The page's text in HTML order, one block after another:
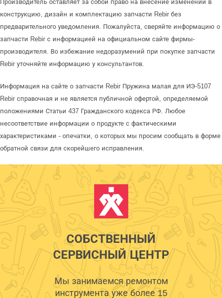
Производитель оставляет за собой право на внесение изменений в
конструкцию, дизайн и комплектацию запчасти Rebir без
предварительного уведомления. Пожалуйста, сверяйте информацию о
запчасти Rebir с информацией на официальном сайте фирмы-
производителя. Во избежание недоразумений при покупке запчасти
Rebir уточняйте информацию у консультантов.
Информация на сайте о запчасти Rebir Пружина малая для ИЭ-5107
Rebir справочная и не является публичной офертой, определяемой
положениями Статьи 437 Гражданского кодекса РФ. Любое
несоответствие информации о продукте с фактическими
характеристиками - опечатки, о которых мы просим сообщать в форме
обратной связи для скорейшего исправления.
СОБСТВЕННЫЙ
СЕРВИСНЫЙ ЦЕНТР
Мы занимаемся ремонтом
инструмента уже более 15